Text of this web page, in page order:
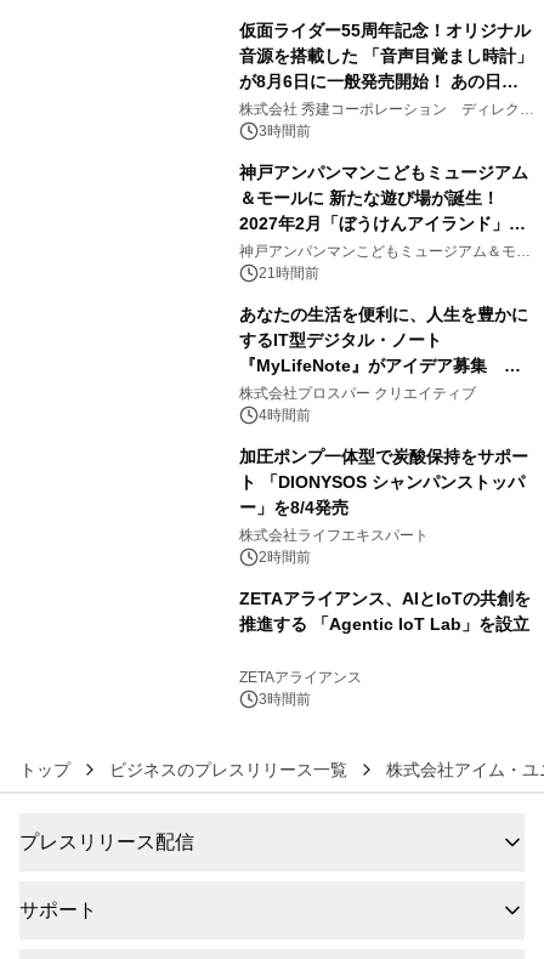
仮面ライダー55周年記念！オリジナル
音源を搭載した 「音声目覚まし時計」
が8月6日に一般発売開始！ あの日の
大興奮が今甦る
株式会社 秀建コーポレーション ディレクト
アートギャラリー
3時間前
神戸アンパンマンこどもミュージアム
＆モールに 新たな遊び場が誕生！
2027年2月「ぼうけんアイランド」が
オープン
神戸アンパンマンこどもミュージアム＆モー
ル 21時間前
あなたの生活を便利に、人生を豊かに
するIT型デジタル・ノート
『MyLifeNote』がアイデア募集 優
秀賞100名に1年間無償試用
株式会社プロスパー クリエイティブ
4時間前
加圧ポンプ一体型で炭酸保持をサポー
ト 「DIONYSOS シャンパンストッパ
ー」を8/4発売
株式会社ライフエキスパート
2時間前
ZETAアライアンス、AIとIoTの共創を
推進する 「Agentic IoT Lab」を設立
ZETAアライアンス
3時間前
トップ ビジネスのプレスリリース一覧 株式会社アイム・ユ
プレスリリース配信
サポート